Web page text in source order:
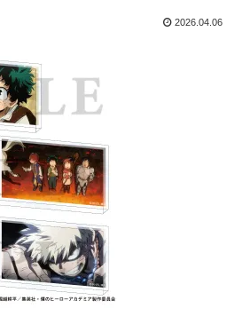
2026.04.06